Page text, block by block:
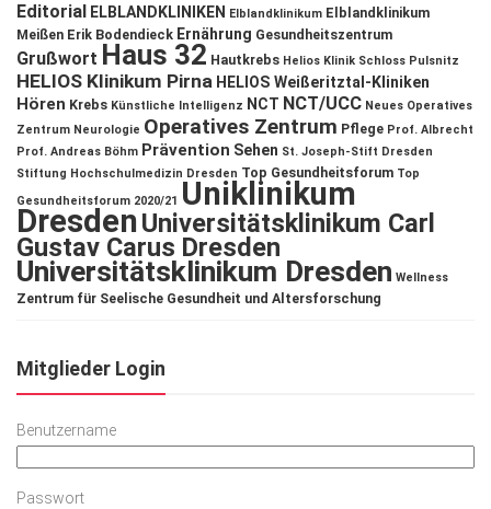
Editorial ELBLANDKLINIKEN Elblandklinikum Elblandklinikum
Meißen Erik Bodendieck Ernährung Gesundheitszentrum
Grußwort Haus 32 Hautkrebs Helios Klinik Schloss Pulsnitz
HELIOS Klinikum Pirna HELIOS Weißeritztal-Kliniken
Hören Krebs Künstliche Intelligenz NCT NCT/UCC Neues Operatives
Zentrum Neurologie Operatives Zentrum Pflege Prof. Albrecht
Prof. Andreas Böhm Prävention Sehen St. Joseph-Stift Dresden
Stiftung Hochschulmedizin Dresden Top Gesundheitsforum Top
Gesundheitsforum 2020/21 Uniklinikum
DresdenUniversitätsklinikum Carl
Gustav Carus Dresden
Universitätsklinikum Dresden Wellness
Zentrum für Seelische Gesundheit und Altersforschung
Mitglieder Login
Benutzername
Passwort